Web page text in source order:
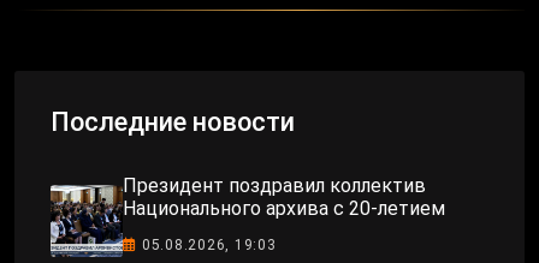
Последние новости
Президент поздравил коллектив
Национального архива с 20-летием
05.08.2026, 19:03